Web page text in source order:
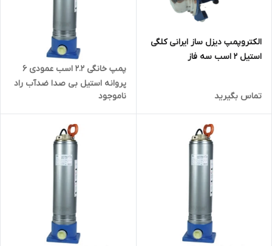
الکتروپمپ دیزل ساز ایرانی کلگی
استیل ۲ اسب سه فاز
دریا، ضد سایش
تماس بگیرید
پمپ خانگی ۲.۲ اسب عمودی ۶
پروانه استیل بی صدا ضدآب راد
پمپ 5SS06 | سایلنت
ناموجود